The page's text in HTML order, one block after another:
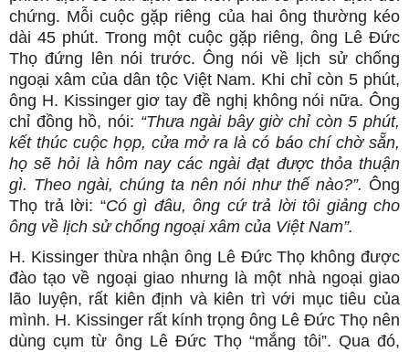
chứng. Mỗi cuộc gặp riêng của hai ông thường kéo
dài 45 phút. Trong một cuộc gặp riêng, ông Lê Đức
Thọ đứng lên nói trước. Ông nói về lịch sử chống
ngoại xâm của dân tộc Việt Nam. Khi chỉ còn 5 phút,
ông H. Kissinger giơ tay đề nghị không nói nữa. Ông
chỉ đồng hồ, nói: “Thưa ngài bây giờ chỉ còn 5 phút,
kết thúc cuộc họp, cửa mở ra là có báo chí chờ sẵn,
họ sẽ hỏi là hôm nay các ngài đạt được thỏa thuận
gì. Theo ngài, chúng ta nên nói như thế nào?”. Ông
Thọ trả lời: “Có gì đâu, ông cứ trả lời tôi giảng cho
ông về lịch sử chống ngoại xâm của Việt Nam”.
H. Kissinger thừa nhận ông Lê Đức Thọ không được
đào tạo về ngoại giao nhưng là một nhà ngoại giao
lão luyện, rất kiên định và kiên trì với mục tiêu của
mình. H. Kissinger rất kính trọng ông Lê Đức Thọ nên
dùng cụm từ ông Lê Đức Thọ “mắng tôi”. Qua đó,